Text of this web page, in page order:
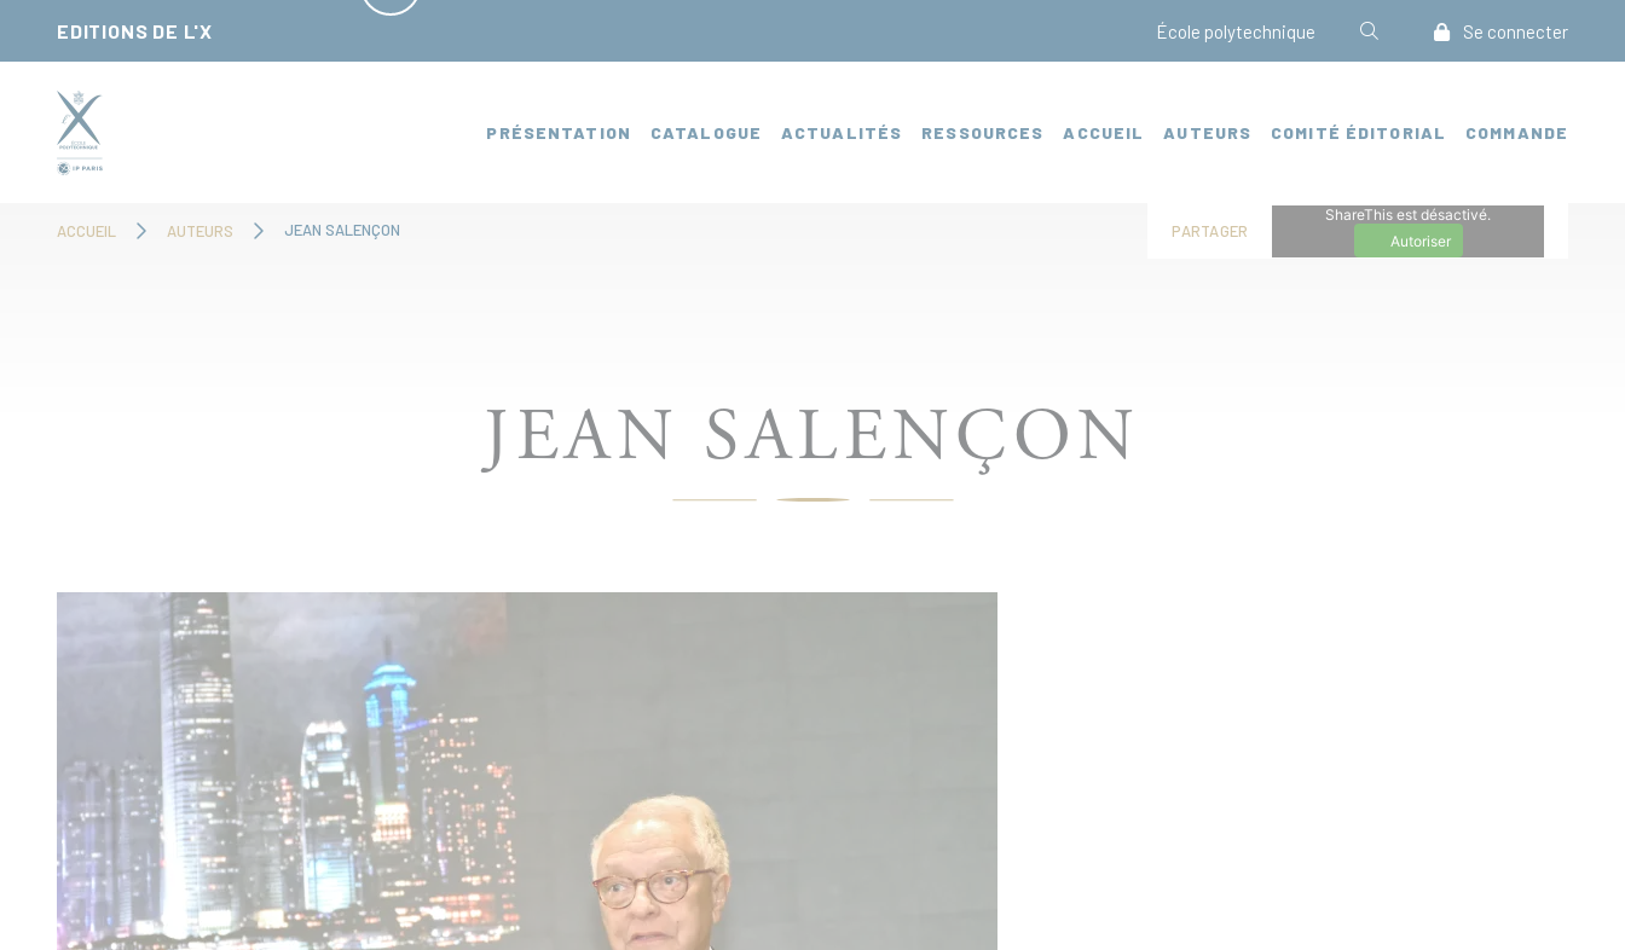
EDITIONS DE L'X École polytechnique Se connecter
PRÉSENTATION CATALOGUE ACTUALITÉS RESSOURCES ACCUEIL AUTEURS COMITÉ ÉDITORIAL COMMANDE
ACCUEIL AUTEURS JEAN SALENÇON PARTAGER
ShareThis est désactivé.
Autoriser
JEAN SALENÇON